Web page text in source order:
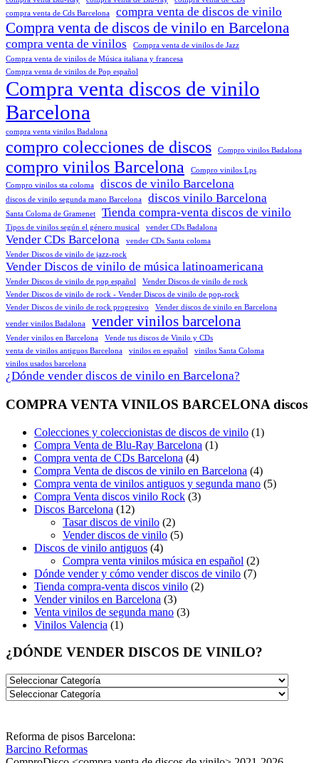
compra venta de Cds Barcelona
compra venta de discos de vinilo
Compra venta de discos de vinilo en Barcelona
compra venta de vinilos
Compra venta de vinilos de Jazz
Compra venta de vinilos de Música italiana y francesa
Compra venta de vinilos de Pop español
Compra venta discos de vinilo
Barcelona
compra venta vinilos Badalona
compro colecciones de discos Compro vinilos Badalona
compro vinilos Barcelona
Compro vinilos Lps
Compro vinilos sta coloma
discos de vinilo Barcelona
discos de vinilo segunda mano Barcelona discos vinilo Barcelona
Santa Coloma de Gramenet Tienda compra-venta discos de vinilo
Tipos de vinilos según el género musical vender CDs Badalona
Vender CDs Barcelona
vender CDs Santa coloma
Vender Discos de vinilo de jazz-rock
Vender Discos de vinilo de música latinoamericana
Vender Discos de vinilo de pop español
Vender Discos de vinilo de rock
Vender Discos de vinilo de rock - Vender Discos de vinilo de pop-rock
Vender Discos de vinilo de rock progresivo
Vender discos de vinilo en Barcelona
vender vinilos Badalona vender vinilos barcelona
Vender vinilos en Barcelona
Vende tus discos de Vinilo y CDs
venta de vinilos antiguos Barcelona
vinilos en español
vinilos Santa Coloma
vinilos usados barcelona
¿Dónde vender discos de vinilo en Barcelona?
COMPRA VENTA VINILOS BARCELONA discos
Colecciones y coleccionistas de discos de vinilo (1)
Compra Venta de Blu-Ray Barcelona (1)
Compra venta de CDs Barcelona (4)
Compra Venta de discos de vinilo en Barcelona (4)
Compra venta de vinilos antiguos y segunda mano (5)
Compra Venta discos vinilo Rock (3)
Discos Barcelona (12)
Tasar discos de vinilo (2)
Vender discos de vinilo (5)
Discos de vinilo antiguos (4)
Compra venta vinilos música en español (2)
Dónde vender y cómo vender discos de vinilo (7)
Tienda compra-venta discos vinilo (2)
Vender vinilos en Barcelona (3)
Venta vinilos de segunda mano (3)
Vinilos Valencia (1)
¿DÓNDE VENDER DISCOS DE VINILO?
Reforma de pisos Barcelona:
Barcino Reformas